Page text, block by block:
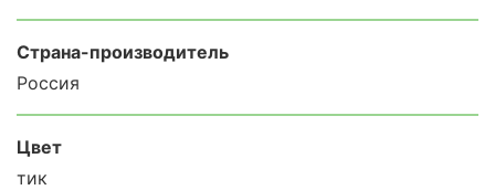
Страна-производитель
Россия
Цвет
тик